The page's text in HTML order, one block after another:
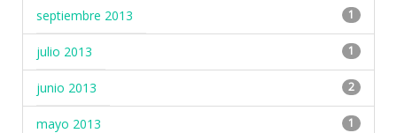
septiembre 2013 1
julio 2013 1
junio 2013 2
mayo 2013 1